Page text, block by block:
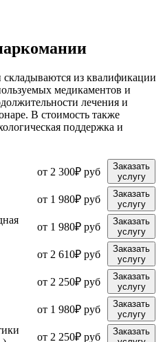
из квалификации
медикаментов и
лечения и
В стоимость также
поддержка и
от 2 300₽ руб
Заказать
услугу
от 1 980₽ руб
Заказать
услугу
от 1 980₽ руб
Заказать
услугу
от 2 610₽ руб
Заказать
услугу
от 2 250₽ руб
Заказать
услугу
от 1 980₽ руб
Заказать
услугу
от 2 250₽ руб
Заказать